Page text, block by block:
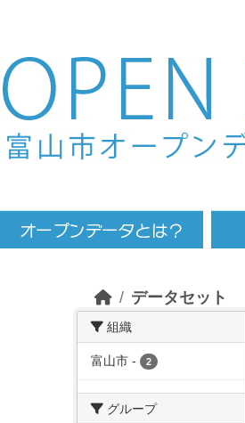
Skip to main content
データセット
組織
富山市 - 2
グループ